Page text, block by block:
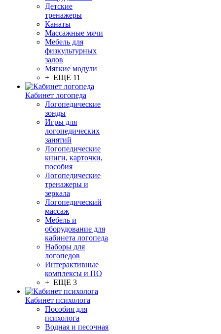
Детские
тренажеры
Канаты
Массажные мячи
Мебель для
физкультурных
залов
Мягкие модули
+ ЕЩЕ 11
Кабинет логопеда
Логопедические
зонды
Игры для
логопедических
занятий
Логопедические
книги, карточки,
пособия
Логопедические
тренажеры и
зеркала
Логопедический
массаж
Мебель и
оборудование для
кабинета логопеда
Наборы для
логопедов
Интерактивные
комплексы и ПО
+ ЕЩЕ 3
Кабинет психолога
Пособия для
психолога
Водная и песочная